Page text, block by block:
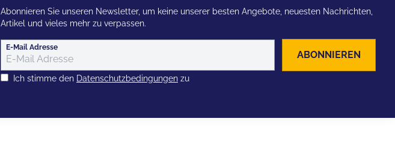
Abonnieren Sie unseren Newsletter, um keine unserer besten Angebote, neuesten Nachrichten,
Artikel und vieles mehr zu verpassen.
E-Mail Adresse
ABONNIEREN
Ich stimme den Datenschutzbedingungen zu